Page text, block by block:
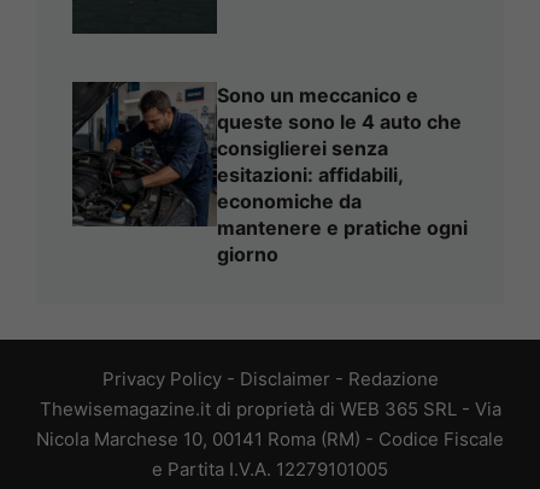
Sono un meccanico e
queste sono le 4 auto che
consiglierei senza
esitazioni: affidabili,
economiche da
mantenere e pratiche ogni
giorno
Privacy Policy- Disclaimer - Redazione
Thewisemagazine.it di proprietà di WEB 365 SRL - Via
Nicola Marchese 10, 00141 Roma (RM) - Codice Fiscale
e Partita I.V.A. 12279101005